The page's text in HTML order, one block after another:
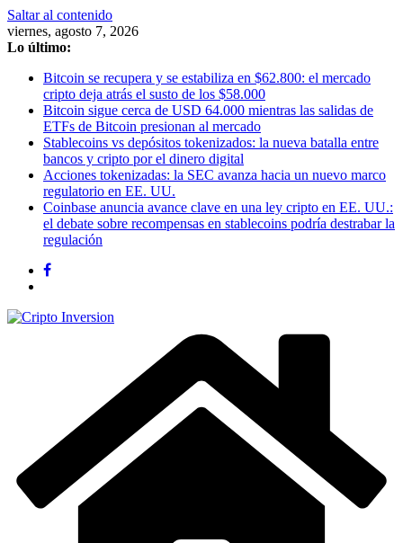
Saltar al contenido
viernes, agosto 7, 2026
Lo último:
Bitcoin se recupera y se estabiliza en $62.800: el mercado
cripto deja atrás el susto de los $58.000
Bitcoin sigue cerca de USD 64.000 mientras las salidas de
ETFs de Bitcoin presionan al mercado
Stablecoins vs depósitos tokenizados: la nueva batalla entre
bancos y cripto por el dinero digital
Acciones tokenizadas: la SEC avanza hacia un nuevo marco
regulatorio en EE. UU.
Coinbase anuncia avance clave en una ley cripto en EE. UU.:
el debate sobre recompensas en stablecoins podría destrabar la
regulación